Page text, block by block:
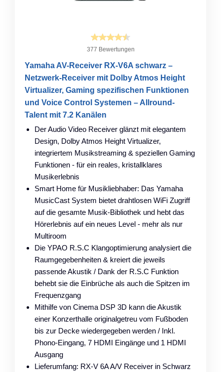
377 Bewertungen
Yamaha AV-Receiver RX-V6A schwarz –
Netzwerk-Receiver mit Dolby Atmos Height
Virtualizer, Gaming spezifischen Funktionen
und Voice Control Systemen – Allround-
Talent mit 7.2 Kanälen
Der Audio Video Receiver glänzt mit elegantem
Design, Dolby Atmos Height Virtualizer,
integriertem Musikstreaming & speziellen Gaming
Funktionen - für ein reales, kristallklares
Musikerlebnis
Smart Home für Musikliebhaber: Das Yamaha
MusicCast System bietet drahtlosen WiFi Zugriff
auf die gesamte Musik-Bibliothek und hebt das
Hörerlebnis auf ein neues Level - mehr als nur
Multiroom
Die YPAO R.S.C Klangoptimierung analysiert die
Raumgegebenheiten & kreiert die jeweils
passende Akustik / Dank der R.S.C Funktion
behebt sie die Einbrüche als auch die Spitzen im
Frequenzgang
Mithilfe von Cinema DSP 3D kann die Akustik
einer Konzerthalle originalgetreu vom Fußboden
bis zur Decke wiedergegeben werden / Inkl.
Phono-Eingang, 7 HDMI Eingänge und 1 HDMI
Ausgang
Lieferumfang: RX-V 6A A/V Receiver in Schwarz